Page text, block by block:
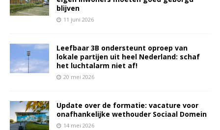
blijven
11 juni 2026
Leefbaar 3B ondersteunt oproep van
lokale partijen uit heel Nederland: schaf
het luchtalarm niet af!
20 mei 2026
Update over de formatie: vacature voor
onafhankelijke wethouder Sociaal Domein
14 mei 2026